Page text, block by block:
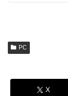
PC
X